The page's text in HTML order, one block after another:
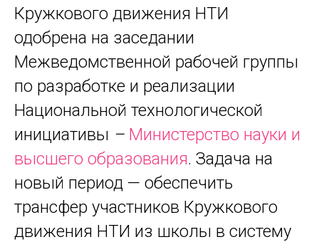
Кружкового движения НТИ
одобрена на заседании
Межведомственной рабочей группы
по разработке и реализации
Национальной технологической
инициативы – Министерство науки и
высшего образования. Задача на
новый период — обеспечить
трансфер участников Кружкового
движения НТИ из школы в систему